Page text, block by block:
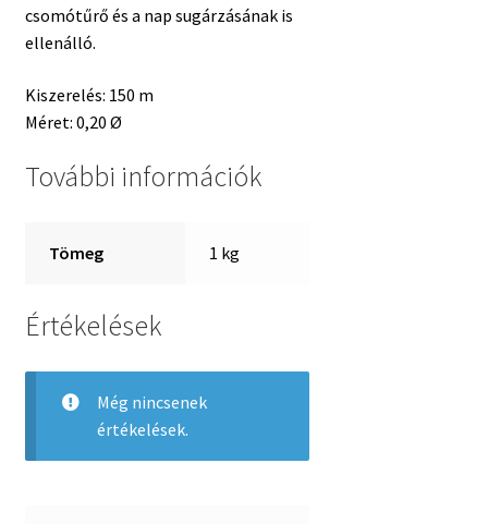
csomótűrő és a nap sugárzásának is
ellenálló.
Kiszerelés: 150 m
Méret: 0,20 Ø
További információk
Tömeg 1 kg
Értékelések
Még nincsenek
értékelések.